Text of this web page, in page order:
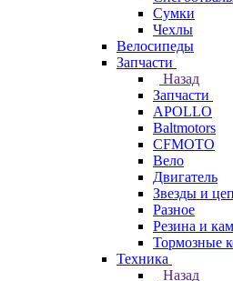
Сумки
Чехлы
Велосипеды
Запчасти
Назад
Запчасти
APOLLO
Baltmotors
CFMOTO
Вело
Двигатель
Звезды и
Разное
Резина и
Тормозные
Техника
Назад